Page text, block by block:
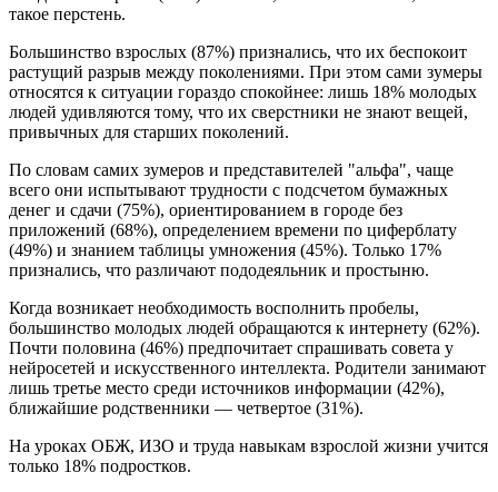
такое перстень.
Большинство взрослых (87%) признались, что их беспокоит
растущий разрыв между поколениями. При этом сами зумеры
относятся к ситуации гораздо спокойнее: лишь 18% молодых
людей удивляются тому, что их сверстники не знают вещей,
привычных для старших поколений.
По словам самих зумеров и представителей "альфа", чаще
всего они испытывают трудности с подсчетом бумажных
денег и сдачи (75%), ориентированием в городе без
приложений (68%), определением времени по циферблату
(49%) и знанием таблицы умножения (45%). Только 17%
признались, что различают пододеяльник и простыню.
Когда возникает необходимость восполнить пробелы,
большинство молодых людей обращаются к интернету (62%).
Почти половина (46%) предпочитает спрашивать совета у
нейросетей и искусственного интеллекта. Родители занимают
лишь третье место среди источников информации (42%),
ближайшие родственники — четвертое (31%).
На уроках ОБЖ, ИЗО и труда навыкам взрослой жизни учится
только 18% подростков.